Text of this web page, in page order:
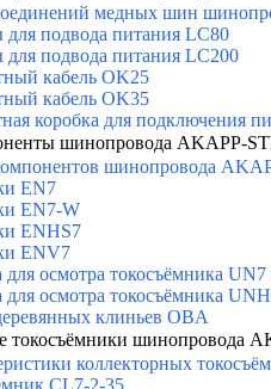
медных шин
подвода питания LC80
подвода питания LC200
кабель OK25
кабель OK35
коробка для подключения
шинопровода AKAPP-
шинопровода
EN7
EN7-W
ENHS7
ENV7
для осмотра токосъёмника UN7
для осмотра токосъёмника
клиньев OBA
токосъёмники шинопровода
коллекторных
CL7-2-35